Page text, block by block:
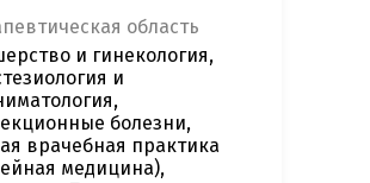
область
и гинекология,
и
болезни,
врачебная практика
медицина),